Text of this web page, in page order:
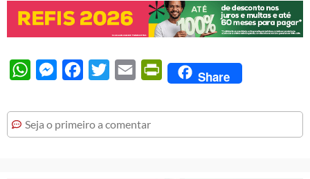
WhatsAppMessengerFacebook
Twitter Email PrintFriendly
Share
Seja o primeiro a comentar